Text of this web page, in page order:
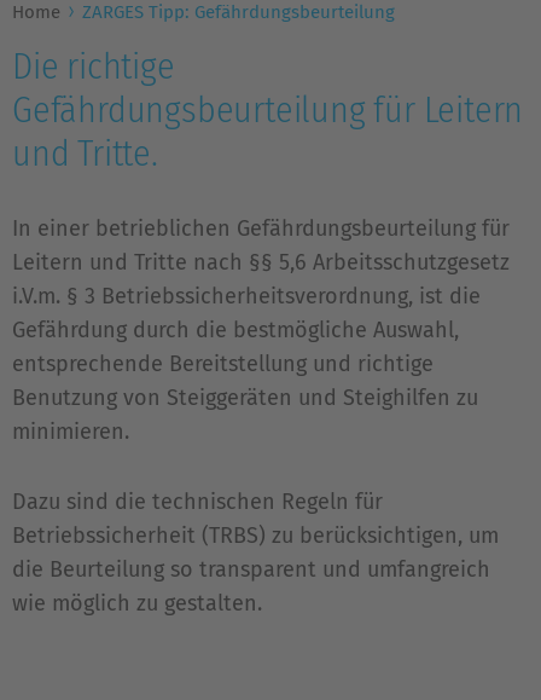
Home ZARGES Tipp: Gefährdungsbeurteilung
Die richtige
Gefährdungsbeurteilung für Leitern
und Tritte.
In einer betrieblichen Gefährdungsbeurteilung für
Leitern und Tritte nach §§ 5,6 Arbeitsschutzgesetz
i.V.m. § 3 Betriebssicherheitsverordnung, ist die
Gefährdung durch die bestmögliche Auswahl,
entsprechende Bereitstellung und richtige
Benutzung von Steiggeräten und Steighilfen zu
minimieren.
Dazu sind die technischen Regeln für
Betriebssicherheit (TRBS) zu berücksichtigen, um
die Beurteilung so transparent und umfangreich
wie möglich zu gestalten.